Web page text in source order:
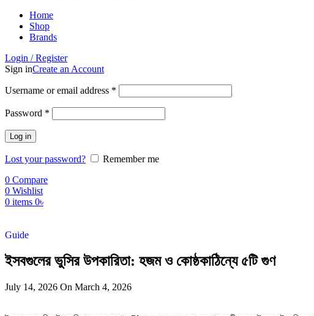
Home
Shop
Brands
Login / Register
Sign inCreate an Account
Username or email address *
Password *
Log in
Lost your password?
Remember me
0 Compare
0 Wishlist
0 items 0৳
Guide
ইসবগুলের ভুসির উপকারিতা: হজম ও কোষ্ঠকাঠিন্যে ৫টি গুণ
July 14, 2026 On March 4, 2026